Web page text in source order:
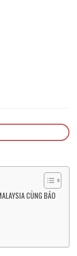
CÙNG BẢO